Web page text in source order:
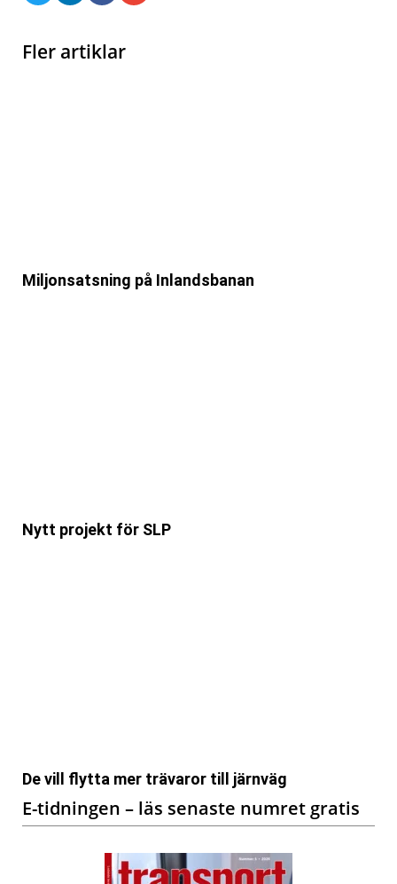
Fler artiklar
Miljonsatsning på Inlandsbanan
Nytt projekt för SLP
De vill flytta mer trävaror till järnväg
E-tidningen – läs senaste numret gratis